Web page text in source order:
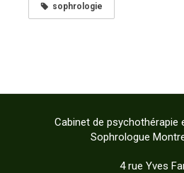
sophrologie
Cabinet de psychothérapie
Sophrologue
4 rue Yves